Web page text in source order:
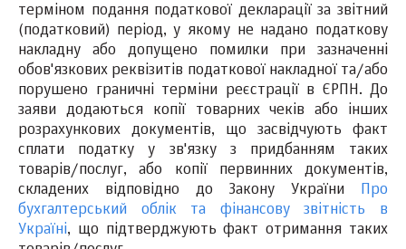
терміном подання податкової декларації за звітний
(податковий) період, у якому не надано податкову
накладну або допущено помилки при зазначенні
обов'язкових реквізитів податкової накладної та/або
порушено граничні терміни реєстрації в ЄРПН. До
заяви додаються копії товарних чеків або інших
розрахункових документів, що засвідчують факт
сплати податку у зв'язку з придбанням таких
товарів/послуг, або копії первинних документів,
складених відповідно до Закону України Про
бухгалтерський облік та фінансову звітність в
Україні, що підтверджують факт отримання таких